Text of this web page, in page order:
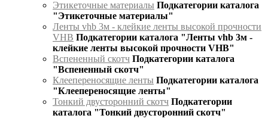
Этикеточные материалы Подкатегории каталога
"Этикеточные материалы"
Ленты vhb 3м - клейкие ленты высокой прочности
VHB Подкатегории каталога "Ленты vhb 3м -
клейкие ленты высокой прочности VHB"
Вспененный скотч Подкатегории каталога
"Вспененный скотч"
Клеепереносящие ленты Подкатегории каталога
"Клеепереносящие ленты"
Тонкий двусторонний скотч Подкатегории
каталога "Тонкий двусторонний скотч"